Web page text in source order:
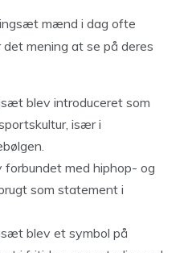
mænd i dag ofte
mening at se på deres
blev introduceret som
især i
forbundet med hiphop- og
som statement i
blev et symbol på